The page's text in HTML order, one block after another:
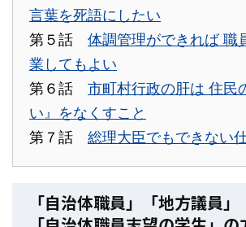
言葉を死語にしたい
第５話 体調管理ができれば 職
業してもよい
第６話 市町村行政の肝は 住民
い』をなくすこと
第７話 総理大臣でもできない
「自治体職員」「地方議員」